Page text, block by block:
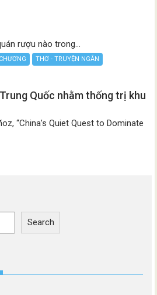
rượu nào trong...
THƠ - TRUYỆN NGẮN
Quốc nhằm thống trị khu
“China’s Quiet Quest to Dominate
Search